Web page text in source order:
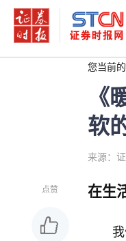
您当前的
软
来源：
点赞 在生